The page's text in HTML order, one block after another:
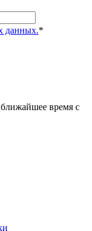
данных.*
время с